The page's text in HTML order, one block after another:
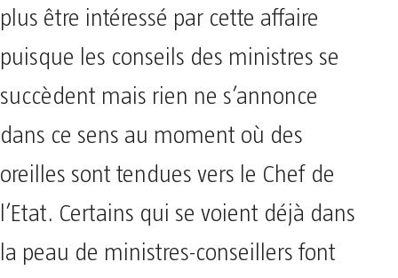
plus être intéressé par cette affaire
puisque les conseils des ministres se
succèdent mais rien ne s’annonce
dans ce sens au moment où des
oreilles sont tendues vers le Chef de
l’Etat. Certains qui se voient déjà dans
la peau de ministres-conseillers font